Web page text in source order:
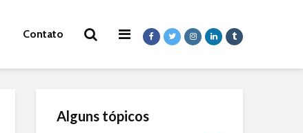
Contato
Alguns tópicos